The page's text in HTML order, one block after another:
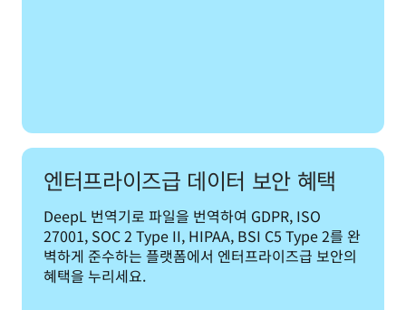
엔터프라이즈급 데이터 보안 혜택
DeepL 번역기로 파일을 번역하여 GDPR, ISO
27001, SOC 2 Type II, HIPAA, BSI C5 Type 2를 완
벽하게 준수하는 플랫폼에서 엔터프라이즈급 보안의
혜택을 누리세요.